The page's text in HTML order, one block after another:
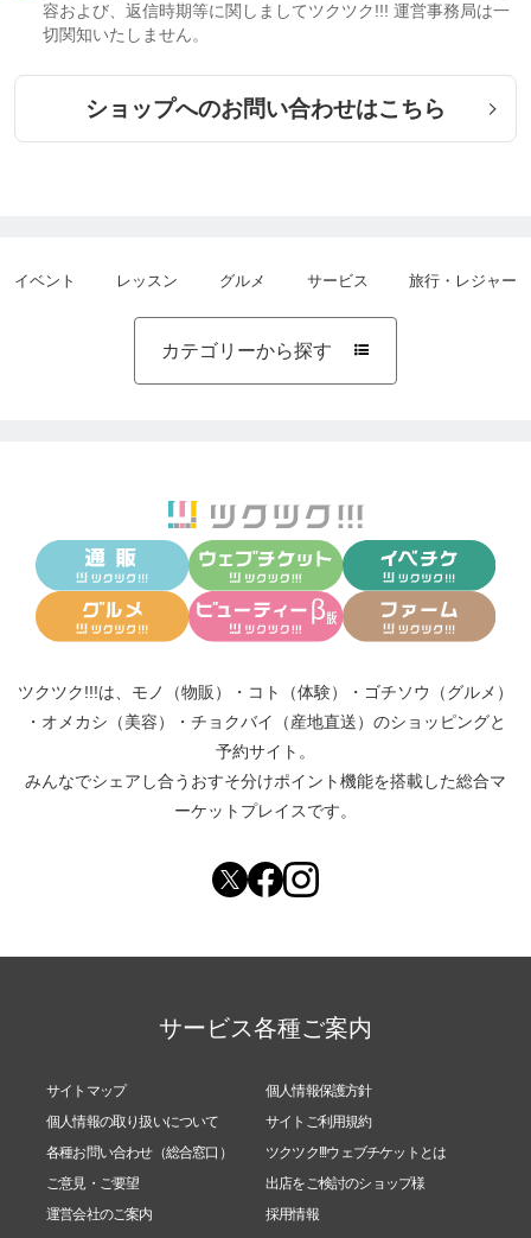
容および、返信時期等に関しましてツクツク!!! 運営事務局は一
切関知いたしません。
ショップへのお問い合わせはこちら
イベント レッスン グルメ サービス 旅行・レジャー
カテゴリーから探す 
ツクツク!!!は、 モノ（物販） ・ コト（体験） ・ ゴチソウ（グルメ）
・ オメカシ（美容） ・ チョクバイ（産地直送） のショッピングと
予約サイト。
みんなでシェアし合う おすそ分けポイント機能を搭載した総合マ
ーケットプレイスです。
サービス各種ご案内
サイトマップ
個人情報保護方針
個人情報の取り扱いについて
サイトご利用規約
各種お問い合わせ（総合窓口）
ツクツク!!!ウェブチケットとは
ご意見・ご要望
出店をご検討のショップ様
運営会社のご案内
採用情報